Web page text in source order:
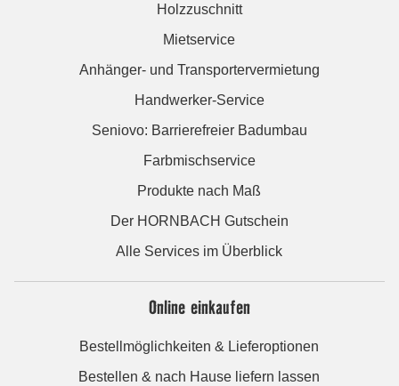
Holzzuschnitt
Mietservice
Anhänger- und Transportervermietung
Handwerker-Service
Seniovo: Barrierefreier Badumbau
Farbmischservice
Produkte nach Maß
Der HORNBACH Gutschein
Alle Services im Überblick
Online einkaufen
Bestellmöglichkeiten & Lieferoptionen
Bestellen & nach Hause liefern lassen